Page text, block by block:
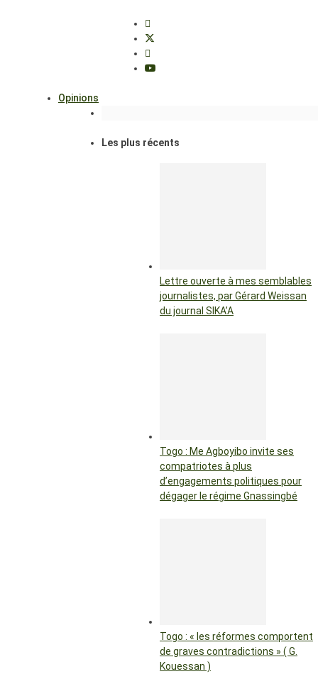
Opinions
Les plus récents
Lettre ouverte à mes semblables
journalistes, par Gérard Weissan
du journal SIKA’A
Togo : Me Agboyibo invite ses
compatriotes à plus
d’engagements politiques pour
dégager le régime Gnassingbé
Togo : « les réformes comportent
de graves contradictions » ( G.
Kouessan )